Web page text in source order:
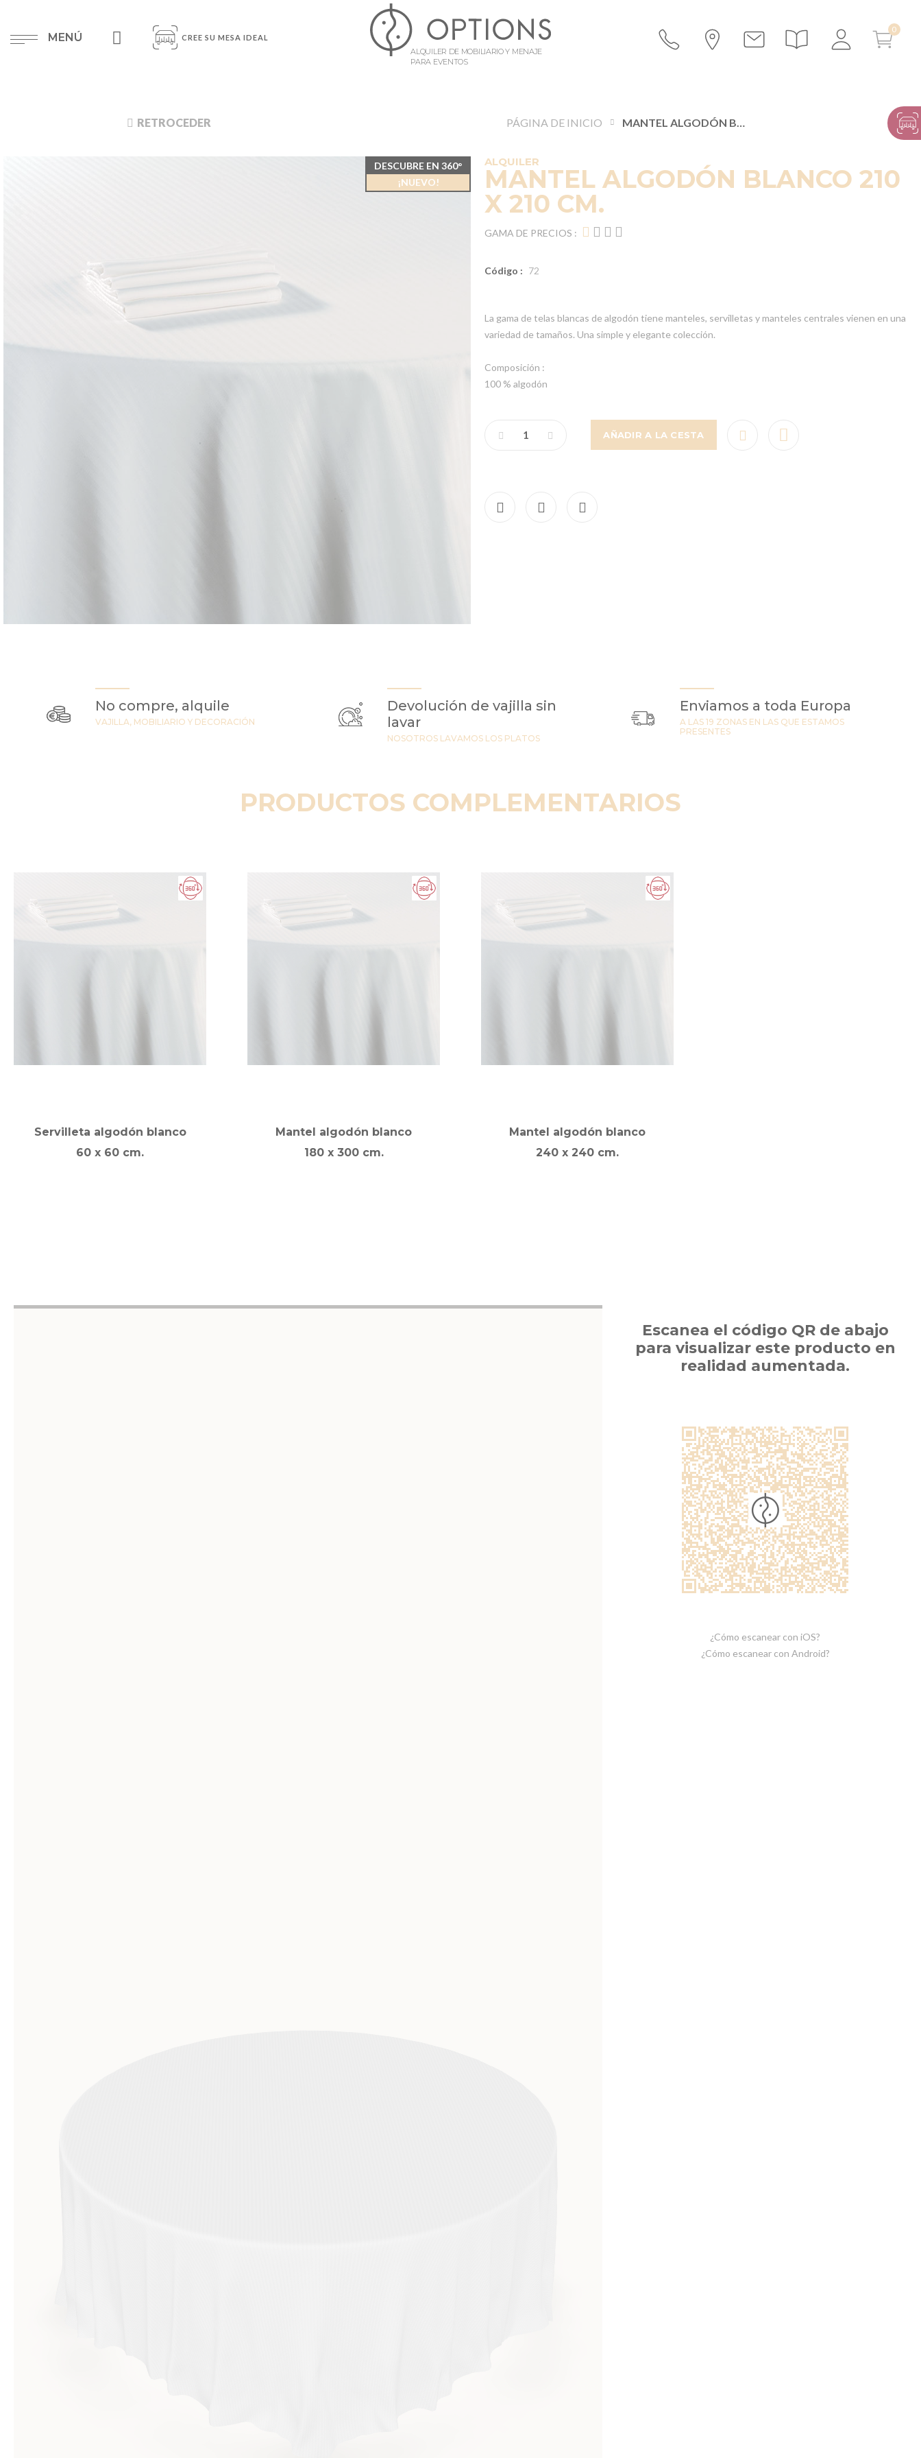
MENÚ CREE SU MESA IDEAL
ALQUILER DE MOBILIARIO Y MENAJE
PARA EVENTOS
RETROCEDER PÁGINA DE INICIO MANTEL ALGODÓN BLANCO 210 X 210 CM.
ALQUILER
MANTEL ALGODÓN BLANCO 210
X 210 CM.
GAMA DE PRECIOS :
Código : 72
La gama de telas blancas de algodón tiene manteles, servilletas y manteles centrales vienen en una
variedad de tamaños. Una simple y elegante colección.
Composición :
100 % algodón
AÑADIR A LA CESTA
DESCUBRE EN 360°
¡NUEVO!
No compre, alquile
VAJILLA, MOBILIARIO Y DECORACIÓN
Devolución de vajilla sin
lavar
NOSOTROS LAVAMOS LOS PLATOS
Enviamos a toda Europa
A LAS 19 ZONAS EN LAS QUE ESTAMOS
PRESENTES
PRODUCTOS COMPLEMENTARIOS
Servilleta algodón blanco
60 x 60 cm.
Mantel algodón blanco
180 x 300 cm.
Mantel algodón blanco
240 x 240 cm.
Escanea el código QR de abajo
para visualizar este producto en
realidad aumentada.
¿Cómo escanear con iOS?
¿Cómo escanear con Android?